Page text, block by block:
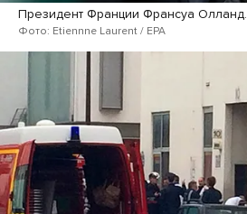
Президент Франции Франсуа Олланд.
Фото: Etiennne Laurent / EPA